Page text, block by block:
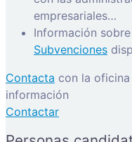
empresariales…
Información sobre
Subvenciones
Contacta con la
información
Contactar